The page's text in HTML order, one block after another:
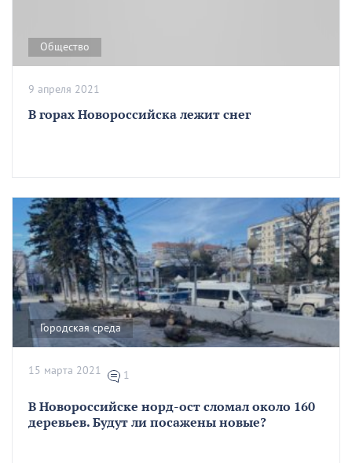
Общество
В горах Новороссийска лежит снег
9 апреля 2021
Городская среда
В Новороссийске норд-ост сломал около 160
деревьев. Будут ли посажены новые?
15 марта 2021 1